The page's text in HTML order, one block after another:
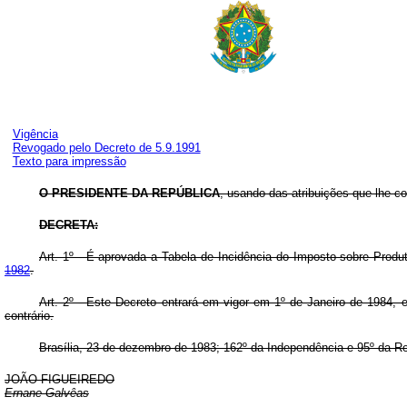
Vigência
Revogado pelo Decreto de 5.9.1991
Texto para impressão
O PRESIDENTE DA REPÚBLICA, usando das atribuições que lhe
DECRETA:
Art. 1º - É aprovada a Tabela de Incidência do Imposto sobre
1982.
Art. 2º - Este Decreto entrará em vigor em 1º de Janeiro de
contrário.
Brasília, 23 de dezembro de 1983; 162º da Independência e 95º da
JOÃO FIGUEIREDO
Ernane Galvêas